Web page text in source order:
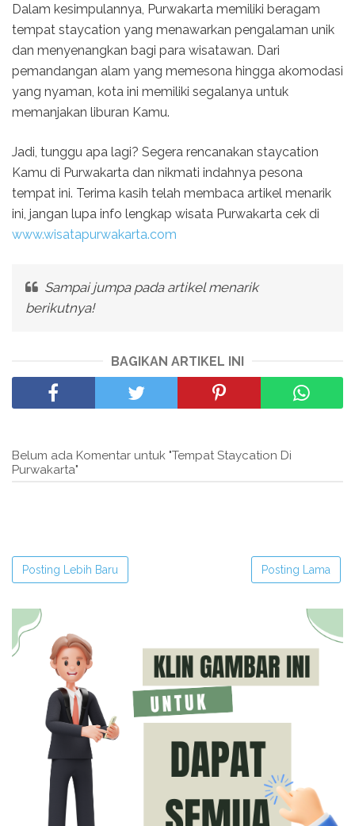
Dalam kesimpulannya, Purwakarta memiliki beragam
tempat staycation yang menawarkan pengalaman unik
dan menyenangkan bagi para wisatawan. Dari
pemandangan alam yang memesona hingga akomodasi
yang nyaman, kota ini memiliki segalanya untuk
memanjakan liburan Kamu.
Jadi, tunggu apa lagi? Segera rencanakan staycation
Kamu di Purwakarta dan nikmati indahnya pesona
tempat ini. Terima kasih telah membaca artikel menarik
ini, jangan lupa info lengkap wisata Purwakarta cek di
www.wisatapurwakarta.com
Sampai jumpa pada artikel menarik
berikutnya!
BAGIKAN ARTIKEL INI
Belum ada Komentar untuk "Tempat Staycation Di
Purwakarta"
Posting Lebih Baru Posting Lama